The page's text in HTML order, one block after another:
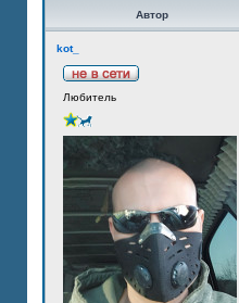
Автор
kot_
Любитель